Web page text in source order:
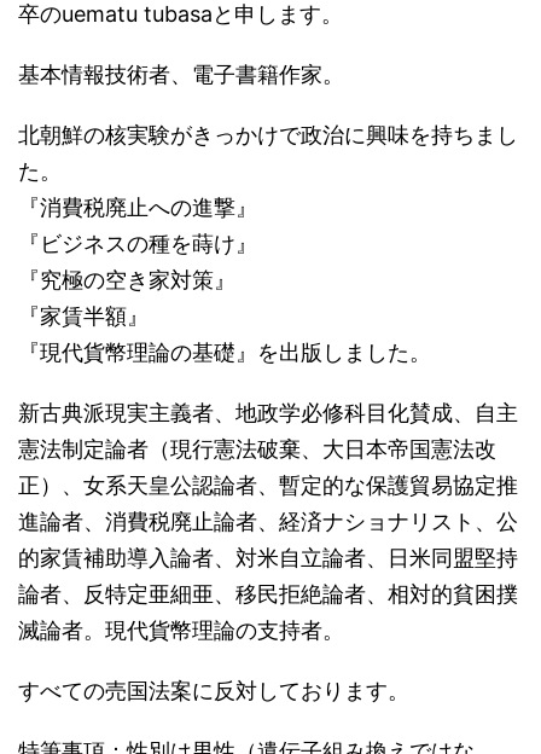
卒のuematu tubasaと申します。
基本情報技術者、電子書籍作家。
北朝鮮の核実験がきっかけで政治に興味を持ちまし
た。
『消費税廃止への進撃』
『ビジネスの種を蒔け』
『究極の空き家対策』
『家賃半額』
『現代貨幣理論の基礎』を出版しました。
新古典派現実主義者、地政学必修科目化賛成、自主
憲法制定論者（現行憲法破棄、大日本帝国憲法改
正）、女系天皇公認論者、暫定的な保護貿易協定推
進論者、消費税廃止論者、経済ナショナリスト、公
的家賃補助導入論者、対米自立論者、日米同盟堅持
論者、反特定亜細亜、移民拒絶論者、相対的貧困撲
滅論者。現代貨幣理論の支持者。
すべての売国法案に反対しております。